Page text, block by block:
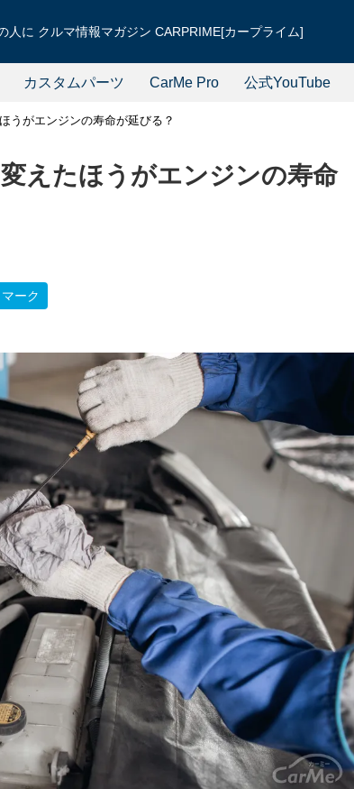
人に クルマ情報マガジン CARPRIME[カープライム]
カスタムパーツ CarMe Pro 公式YouTube
うがエンジンの寿命が延びる？
えたほうがエンジンの寿命
ーク